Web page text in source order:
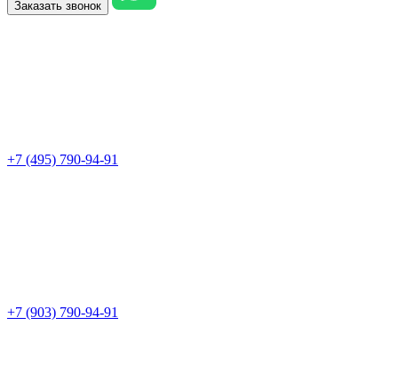
Заказать звонок
+7 (495) 790-94-91
+7 (903) 790-94-91